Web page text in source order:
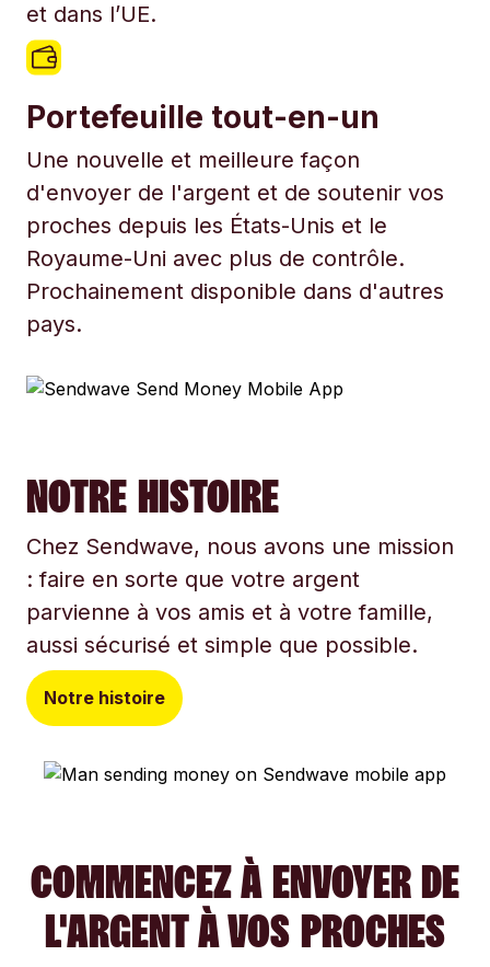
et dans l’UE.
Portefeuille tout-en-un
Une nouvelle et meilleure façon
d'envoyer de l'argent et de soutenir vos
proches depuis les États-Unis et le
Royaume-Uni avec plus de contrôle.
Prochainement disponible dans d'autres
pays.
NOTRE HISTOIRE
Chez Sendwave, nous avons une mission
: faire en sorte que votre argent
parvienne à vos amis et à votre famille,
aussi sécurisé et simple que possible.
Notre histoire
COMMENCEZ À ENVOYER DE
L'ARGENT À VOS PROCHES